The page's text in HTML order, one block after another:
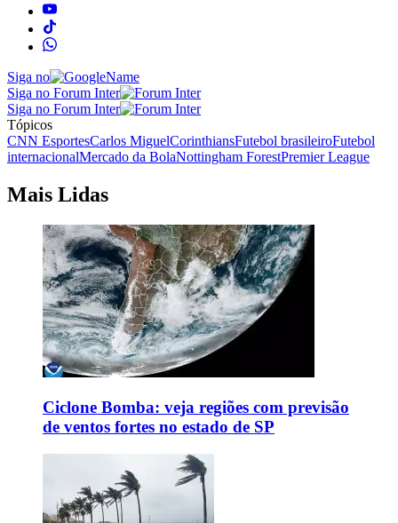
Siga no
Siga no Forum Inter
Siga no Forum Inter
Tópicos
CNN EsportesCarlos MiguelCorinthiansFutebol brasileiroFutebol
internacionalMercado da BolaNottingham ForestPremier League
Mais Lidas
Ciclone Bomba: veja regiões com previsão
de ventos fortes no estado de SP